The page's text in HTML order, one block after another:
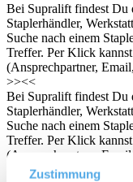
Zustimmung
Bei Supralift findest Du
Staplerhändler,
Suche nach einem
Treffer. Per Klick
(Ansprechpartner,
>><<
Bei Supralift findest Du
Staplerhändler,
Suche nach einem
Treffer. Per Klick
(Ansprechpartner,
Stichwort/Händler